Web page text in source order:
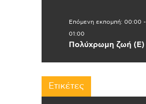
Επόμενη εκπομπή: 00:00 -
01:00
Πολύχρωμη ζωή (Ε)
Ετικέτες